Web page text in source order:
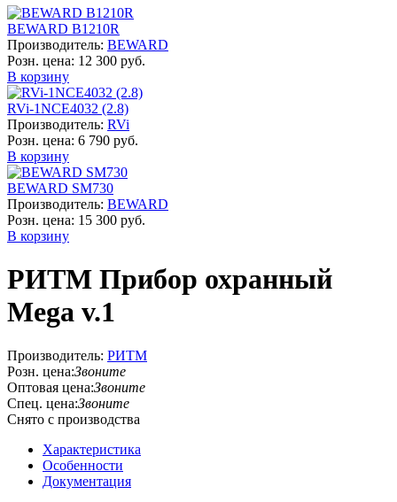
BEWARD B1210R
Производитель: BEWARD
Розн. цена: 12 300 руб.
В корзину
RVi-1NCE4032 (2.8)
Производитель: RVi
Розн. цена: 6 790 руб.
В корзину
BEWARD SM730
Производитель: BEWARD
Розн. цена: 15 300 руб.
В корзину
РИТМ Прибор охранный
Mega v.1
Производитель: РИТМ
Розн. цена:Звоните
Оптовая цена:Звоните
Спец. цена:Звоните
Снято с производства
Характеристика
Особенности
Документация